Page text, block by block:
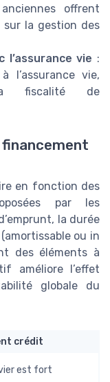
offrent
la gestion des
vie :
l’assurance vie,
la fiscalité de
en fonction des
par les
la durée
ou in
des éléments à
améliore l’effet
globale du
crédit
est fort